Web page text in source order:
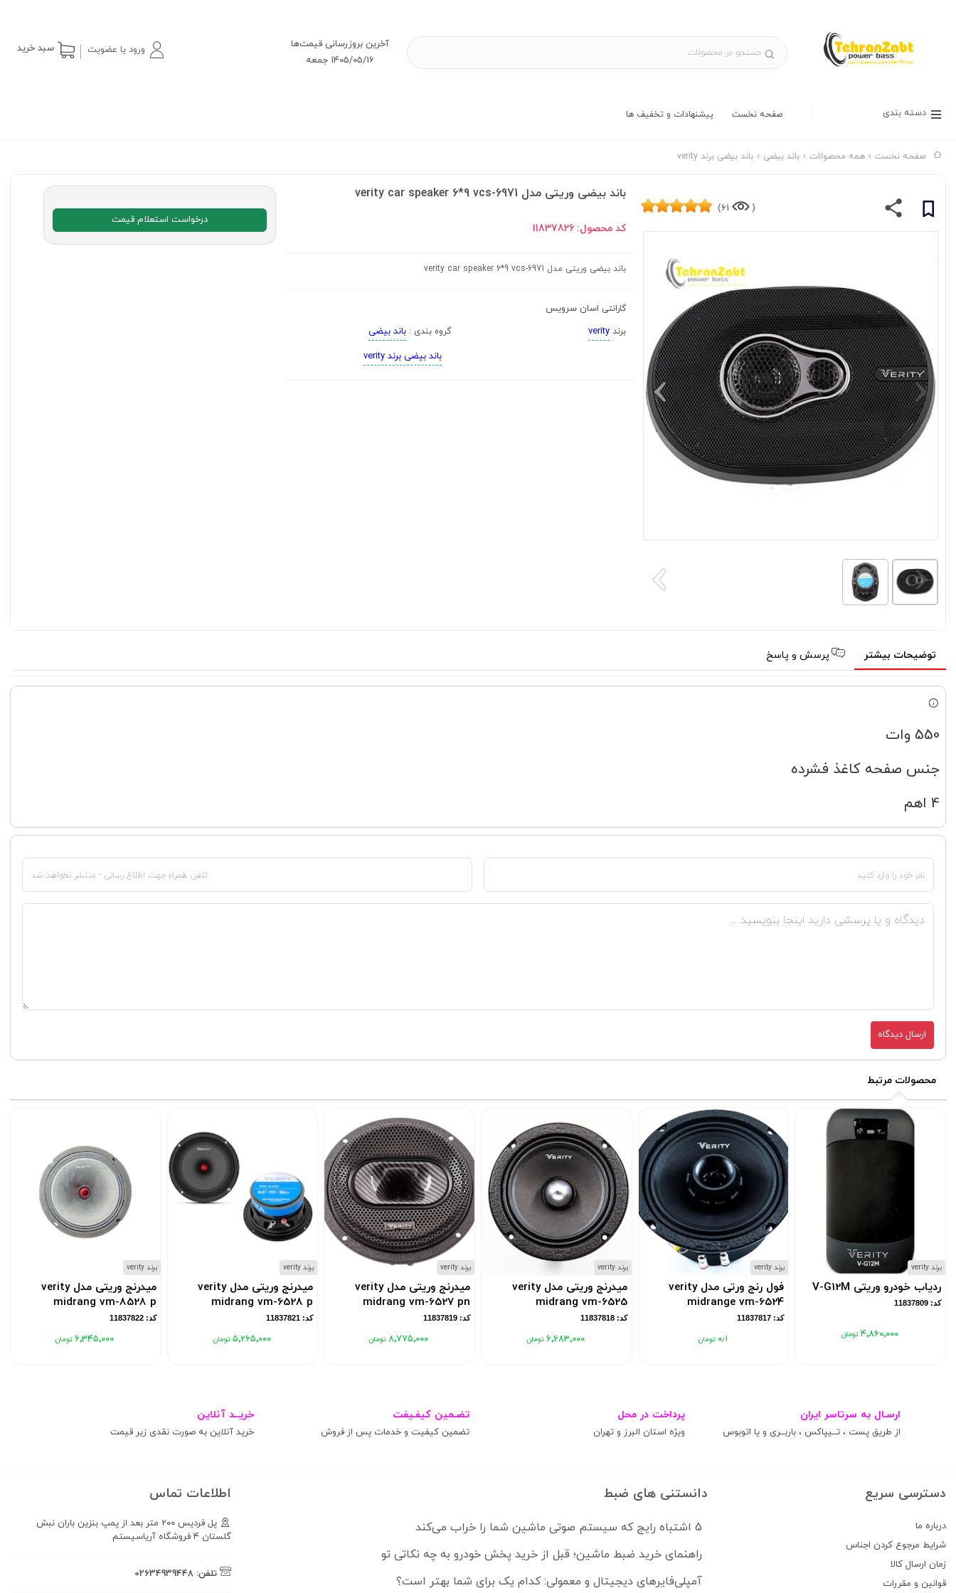
آخرین بروز‌رسانی قیمت‌ها
1405/05/16 جمعه
ورود یا عضویت سبد خرید
دسته بندی صفحه نخست پیشنهادات و تخفیف ها
صفحه نخست همه محصولات باند بیضی باند بیضی برند verity
(
61)
باند بیضی وریتی مدل verity car speaker 6*9 vcs-6971
کد محصول:11837826
باند بیضی وریتی مدل verity car speaker 6*9 vcs-6971
گارانتی اسان سرویس
برندverity گروه بندی :باند بیضی
باند بیضی برند verity
درخواست استعلام قیمت
توضیحات بیشتر پرسش و پاسخ
550 وات
جنس صفحه کاغذ فشرده
4 اهم
ارسال دیدگاه
محصولات مرتبط
برند verity
ردیاب خودرو وریتی V-G12M
کد: 11837809
۴٬۸۶۰٬۰۰۰
برند verity
فول رنج ورتی مدل verity
midrange vm-6524
کد: 11837817
۰٫۱
برند verity
میدرنج وریتی مدل verity
midrang vm-6525
کد: 11837818
۶٬۶۸۳٬۰۰۰
برند verity
میدرنج وریتی مدل verity
midrang vm-6527 pn
کد: 11837819
۸٬۷۷۵٬۰۰۰
برند verity
میدرنج وریتی مدل verity
midrang vm-6528 p
کد: 11837821
۵٬۲۶۵٬۰۰۰
برند verity
میدرنج وریتی مدل verity
midrang vm-8528 p
کد: 11837822
۶٬۳۴۵٬۰۰۰
ارسـال به سرتاسر ایران
از طریق پست ، تــیپاکس ، باربــری و یا اتوبوس
پرداخت در محل
ویژه استان البرز و تهران
تضـمین کیفـیفت
تضمین کیفیت و خدمات پس از فروش
خریــد آنلاین
خرید آنلاین به صورت نقدی زیر قیمت
دسترسی سریع
درباره ما
شرایط مرجوع کردن اجناس
زمان ارسال کالا
قوانین و مقررات
دانستنی های ضبط
5 اشتباه رایج که سیستم صوتی ماشین شما را خراب می‌کند
راهنمای خرید ضبط ماشین؛ قبل از خرید پخش خودرو به چه نکاتی تو
آمپلی‌فایرهای دیجیتال و معمولی: کدام یک برای شما بهتر است؟
اطلاعات تماس
پل فردیس ۲۰۰ متر بعد از پمپ بنزین باران نبش
گلستان ۴ فروشگاه آریاسیستم
تلفن: 02634939448